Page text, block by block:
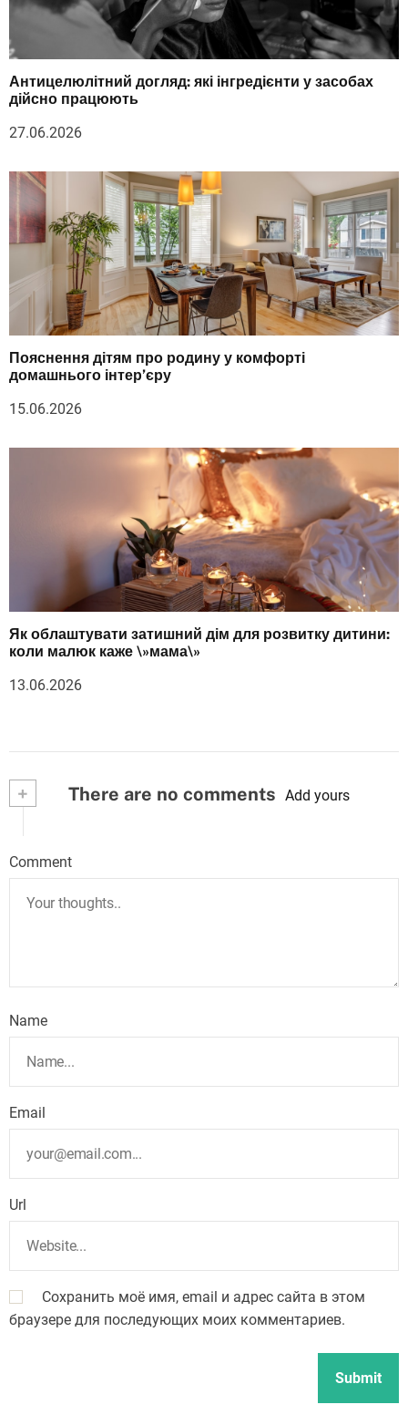
Антицелюлітний догляд: які інгредієнти у засобах
дійсно працюють
27.06.2026
Пояснення дітям про родину у комфорті
домашнього інтер’єру
15.06.2026
Як облаштувати затишний дім для розвитку дитини:
коли малюк каже \»мама\»
13.06.2026
+ There are no comments Add yours
Comment
Name
Email
Url
Сохранить моё имя, email и адрес сайта в этом
браузере для последующих моих комментариев.